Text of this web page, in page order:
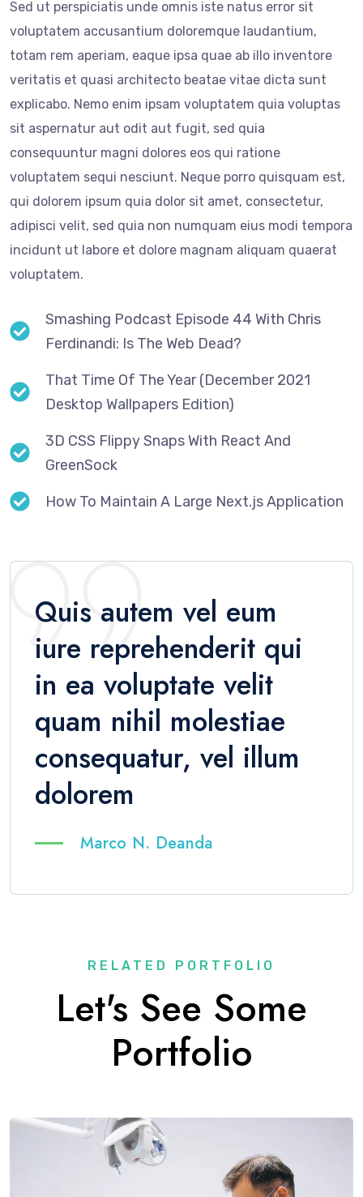
Sed ut perspiciatis unde omnis iste natus error sit
voluptatem accusantium doloremque laudantium,
totam rem aperiam, eaque ipsa quae ab illo inventore
veritatis et quasi architecto beatae vitae dicta sunt
explicabo. Nemo enim ipsam voluptatem quia voluptas
sit aspernatur aut odit aut fugit, sed quia
consequuntur magni dolores eos qui ratione
voluptatem sequi nesciunt. Neque porro quisquam est,
qui dolorem ipsum quia dolor sit amet, consectetur,
adipisci velit, sed quia non numquam eius modi tempora
incidunt ut labore et dolore magnam aliquam quaerat
voluptatem.
Smashing Podcast Episode 44 With Chris
Ferdinandi: Is The Web Dead?
That Time Of The Year (December 2021
Desktop Wallpapers Edition)
3D CSS Flippy Snaps With React And
GreenSock
How To Maintain A Large Next.js Application
Quis autem vel eum
iure reprehenderit qui
in ea voluptate velit
quam nihil molestiae
consequatur, vel illum
dolorem
Marco N. Deanda
RELATED PORTFOLIO
Let's See Some
Portfolio